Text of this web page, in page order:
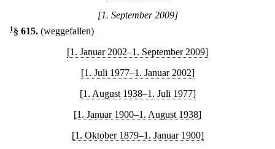
[1. September 2009]
1 § 615. (weggefallen)
[1. Januar 2002–1. September 2009]
[1. Juli 1977–1. Januar 2002]
[1. August 1938–1. Juli 1977]
[1. Januar 1900–1. August 1938]
[1. Oktober 1879–1. Januar 1900]